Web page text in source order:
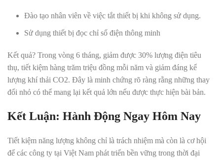
Đào tạo nhân viên về việc tắt thiết bị khi không sử dụng.
Sử dụng thiết bị đọc chỉ số điện thông minh
Kết quả? Trong vòng 6 tháng, giảm được 30% lượng điện tiêu
thụ, tiết kiệm hàng trăm triệu đồng mỗi năm và giảm đáng kể
lượng khí thải CO2. Đây là minh chứng rõ ràng rằng những thay
đổi nhỏ có thể mang lại kết quả lớn nếu được thực hiện bài bản.
Kết Luận: Hành Động Ngay Hôm Nay
Tiết kiệm năng lượng không chỉ là trách nhiệm mà còn là cơ hội
để các công ty tại Việt Nam phát triển bền vững trong thời đại